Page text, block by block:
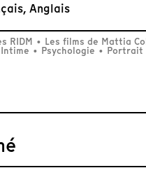
Anglais
RIDM • Les films de Mattia
Intime • Psychologie • Portrait